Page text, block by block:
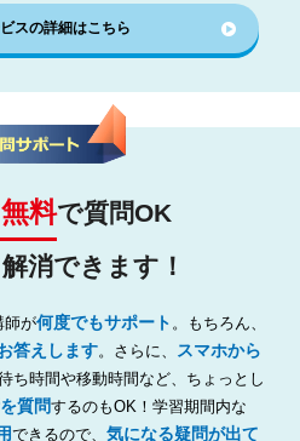
スの詳細はこちら
料で質問OK
消できます！
師が何度でもサポート 。もちろん、
答えします。さらに、
スマホから
ち時間や移動時間など、ちょっとし
質問するのもOK！学習期間内な
できるので、気になる疑問が出て